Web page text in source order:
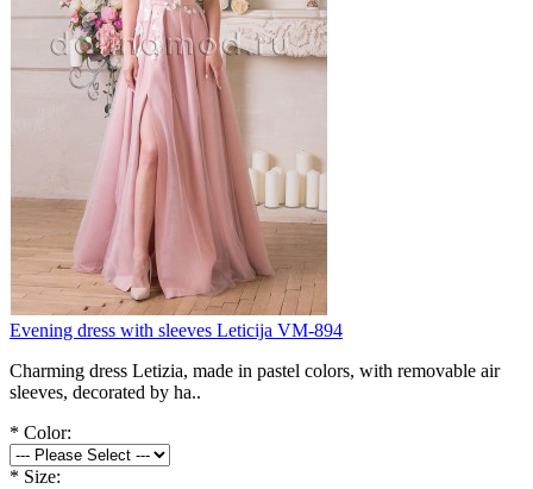
Evening dress with sleeves Leticija VM-894
Charming dress Letizia, made in pastel colors, with removable air
sleeves, decorated by ha..
* Color:
* Size: